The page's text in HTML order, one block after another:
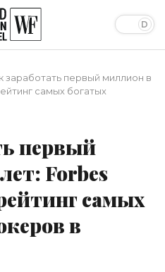
заработать первый миллион в
самых богатых
первый
Forbes
самых
в